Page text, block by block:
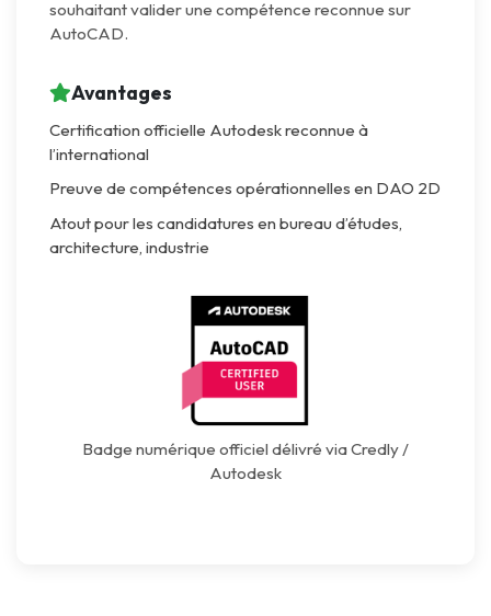
souhaitant valider une compétence reconnue sur
AutoCAD.
Avantages
Certification officielle Autodesk reconnue à
l’international
Preuve de compétences opérationnelles en DAO 2D
Atout pour les candidatures en bureau d’études,
architecture, industrie
Badge numérique officiel délivré via Credly /
Autodesk